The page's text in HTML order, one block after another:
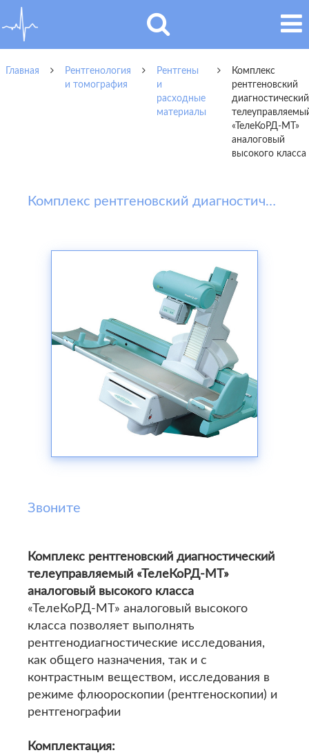
Главная
Рентгенология
и томография
Рентгены
и
расходные
материалы
Комплекс
рентгеновский
диагностический
«ТелеКоРД-МТ»
аналоговый
высокого класса
Комплекс рентгеновский диагностический телеуправляемый «ТелеКоРД-МТ» аналоговый высокого класса
Звоните
Комплекс рентгеновский диагностический
телеуправляемый «ТелеКоРД-МТ»
аналоговый высокого класса
«ТелеКоРД-МТ» аналоговый высокого
класса позволяет выполнять
рентгенодиагностические исследования,
как общего назначения, так и с
контрастным веществом, исследования в
режиме флюороскопии (рентгеноскопии) и
рентгенографии
Комплектация: